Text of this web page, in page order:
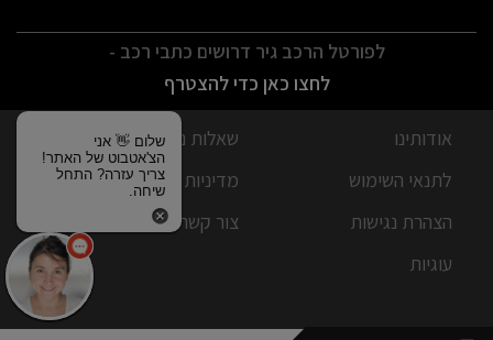
לפורטל הרכב גיר דרושים כתבי רכב -
לחצו כאן כדי להצטרף
אודותינו
שאלות נפוצות
לתנאי השימוש
מדיניות פרטיות
הצהרת נגישות
צור קשר
עוגיות
שלום 👋 אני
הצ'אטבוט של האתר!
צריך עזרה? התחל
שיחה.